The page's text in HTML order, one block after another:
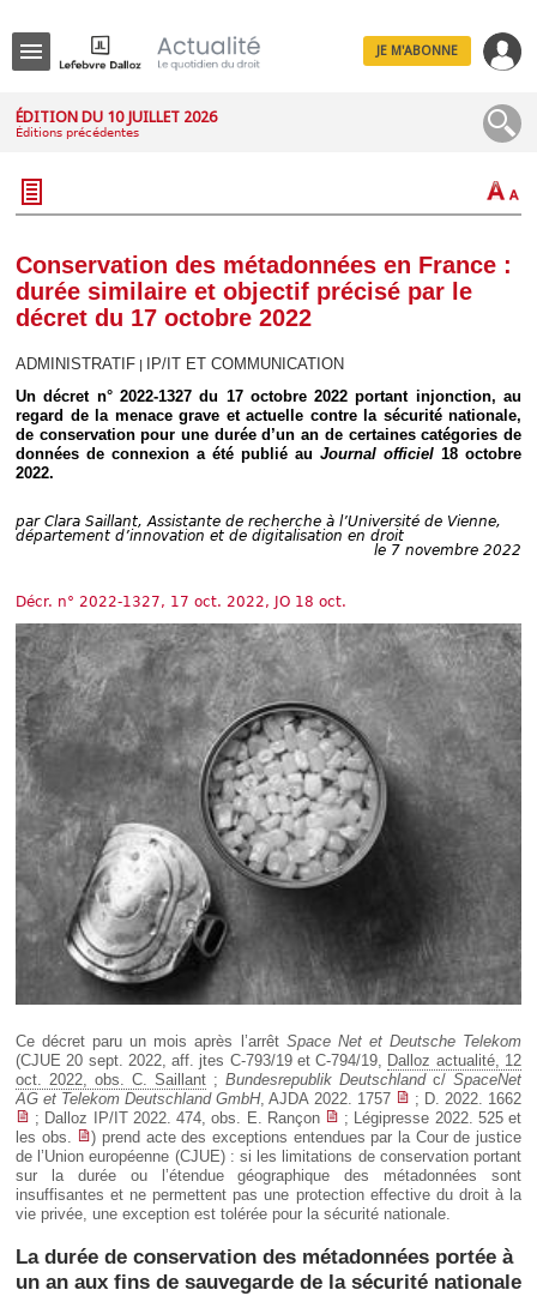
IT
JE M'ABONNE
ÉDITION DU 10 JUILLET 2026
Éditions précédentes
Conservation des métadonnées en France :
durée similaire et objectif précisé par le
décret du 17 octobre 2022
ADMINISTRATIF
IP/IT ET COMMUNICATION
Un décret n° 2022-1327 du 17 octobre 2022 portant injonction, au
regard de la menace grave et actuelle contre la sécurité nationale,
de conservation pour une durée d’un an de certaines catégories de
données de connexion a été publié au Journal officiel 18 octobre
2022.
par Clara Saillant, Assistante de recherche à l’Université de Vienne,
département d’innovation et de digitalisation en droit
le 7 novembre 2022
Décr. n° 2022-1327, 17 oct. 2022, JO 18 oct.
Ce décret paru un mois après l’arrêt Space Net et Deutsche Telekom
(CJUE 20 sept. 2022, aff. jtes C-793/19 et C-794/19, Dalloz actualité, 12
oct. 2022, obs. C. Saillant ; Bundesrepublik Deutschlandc/ SpaceNet
AG et Telekom Deutschland GmbH, AJDA 2022. 1757
; D. 2022. 1662
; Dalloz IP/IT 2022. 474, obs. E. Rançon
; Légipresse 2022. 525 et
les obs.
) prend acte des exceptions entendues par la Cour de justice
de l’Union européenne (CJUE) : si les limitations de conservation portant
sur la durée ou l’étendue géographique des métadonnées sont
insuffisantes et ne permettent pas une protection effective du droit à la
vie privée, une exception est tolérée pour la sécurité nationale.
La durée de conservation des métadonnées portée à
un an aux fins de sauvegarde de la sécurité nationale